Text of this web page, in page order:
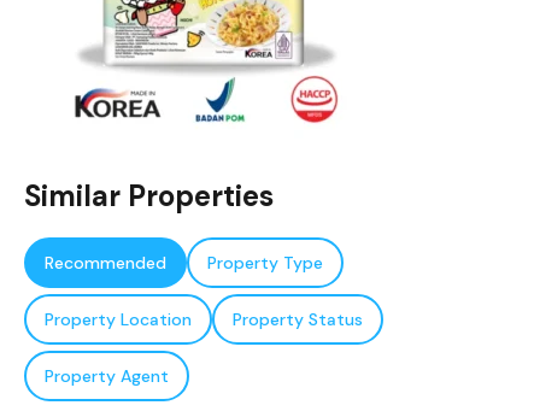
Similar Properties
Recommended Property Type
Property Location Property Status
Property Agent